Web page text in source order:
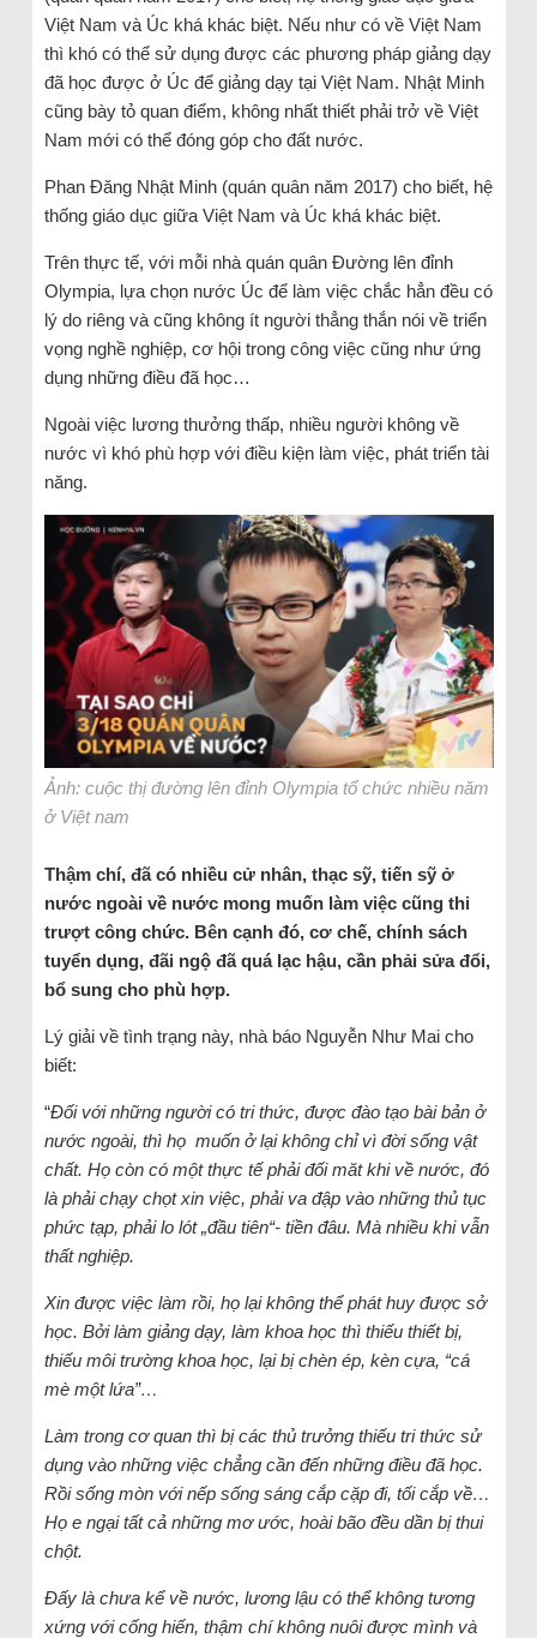
Việt Nam và Úc khá khác biệt. Nếu như có về Việt Nam
thì khó có thể sử dụng được các phương pháp giảng dạy
đã học được ở Úc để giảng dạy tại Việt Nam. Nhật Minh
cũng bày tỏ quan điểm, không nhất thiết phải trở về Việt
Nam mới có thể đóng góp cho đất nước.
Phan Đăng Nhật Minh (quán quân năm 2017) cho biết, hệ
thống giáo dục giữa Việt Nam và Úc khá khác biệt.
Trên thực tế, với mỗi nhà quán quân Đường lên đỉnh
Olympia, lựa chọn nước Úc để làm việc chắc hẳn đều có
lý do riêng và cũng không ít người thẳng thắn nói về triển
vọng nghề nghiệp, cơ hội trong công việc cũng như ứng
dụng những điều đã học…
Ngoài việc lương thưởng thấp, nhiều người không về
nước vì khó phù hợp với điều kiện làm việc, phát triển tài
năng.
Ảnh: cuộc thị đường lên đỉnh Olympia tổ chức nhiều năm
ở Việt nam
Thậm chí, đã có nhiều cử nhân, thạc sỹ, tiến sỹ ở
nước ngoài về nước mong muốn làm việc cũng thi
trượt công chức. Bên cạnh đó, cơ chế, chính sách
tuyển dụng, đãi ngộ đã quá lạc hậu, cần phải sửa đổi,
bổ sung cho phù hợp.
Lý giải về tình trạng này, nhà báo Nguyễn Như Mai cho
biết:
“Đối với những người có tri thức, được đào tạo bài bản ở
nước ngoài, thì họ muốn ở lại không chỉ vì đời sống vật
chất. Họ còn có một thực tế phải đối măt khi về nước, đó
là phải chạy chọt xin việc, phải va đập vào những thủ tục
phức tạp, phải lo lót „đầu tiên“- tiền đâu. Mà nhiều khi vẫn
thất nghiệp.
Xin được việc làm rồi, họ lại không thể phát huy được sở
học. Bởi làm giảng dạy, làm khoa học thì thiếu thiết bị,
thiếu môi trường khoa học, lại bị chèn ép, kèn cựa, “cá
mè một lứa”…
Làm trong cơ quan thì bị các thủ trưởng thiếu tri thức sử
dụng vào những việc chẳng cần đến những điều đã học.
Rồi sống mòn với nếp sống sáng cắp cặp đi, tối cắp về…
Họ e ngại tất cả những mơ ước, hoài bão đều dần bị thui
chột.
Đấy là chưa kể về nước, lương lậu có thể không tương
xứng với cống hiến, thậm chí không nuôi được mình và